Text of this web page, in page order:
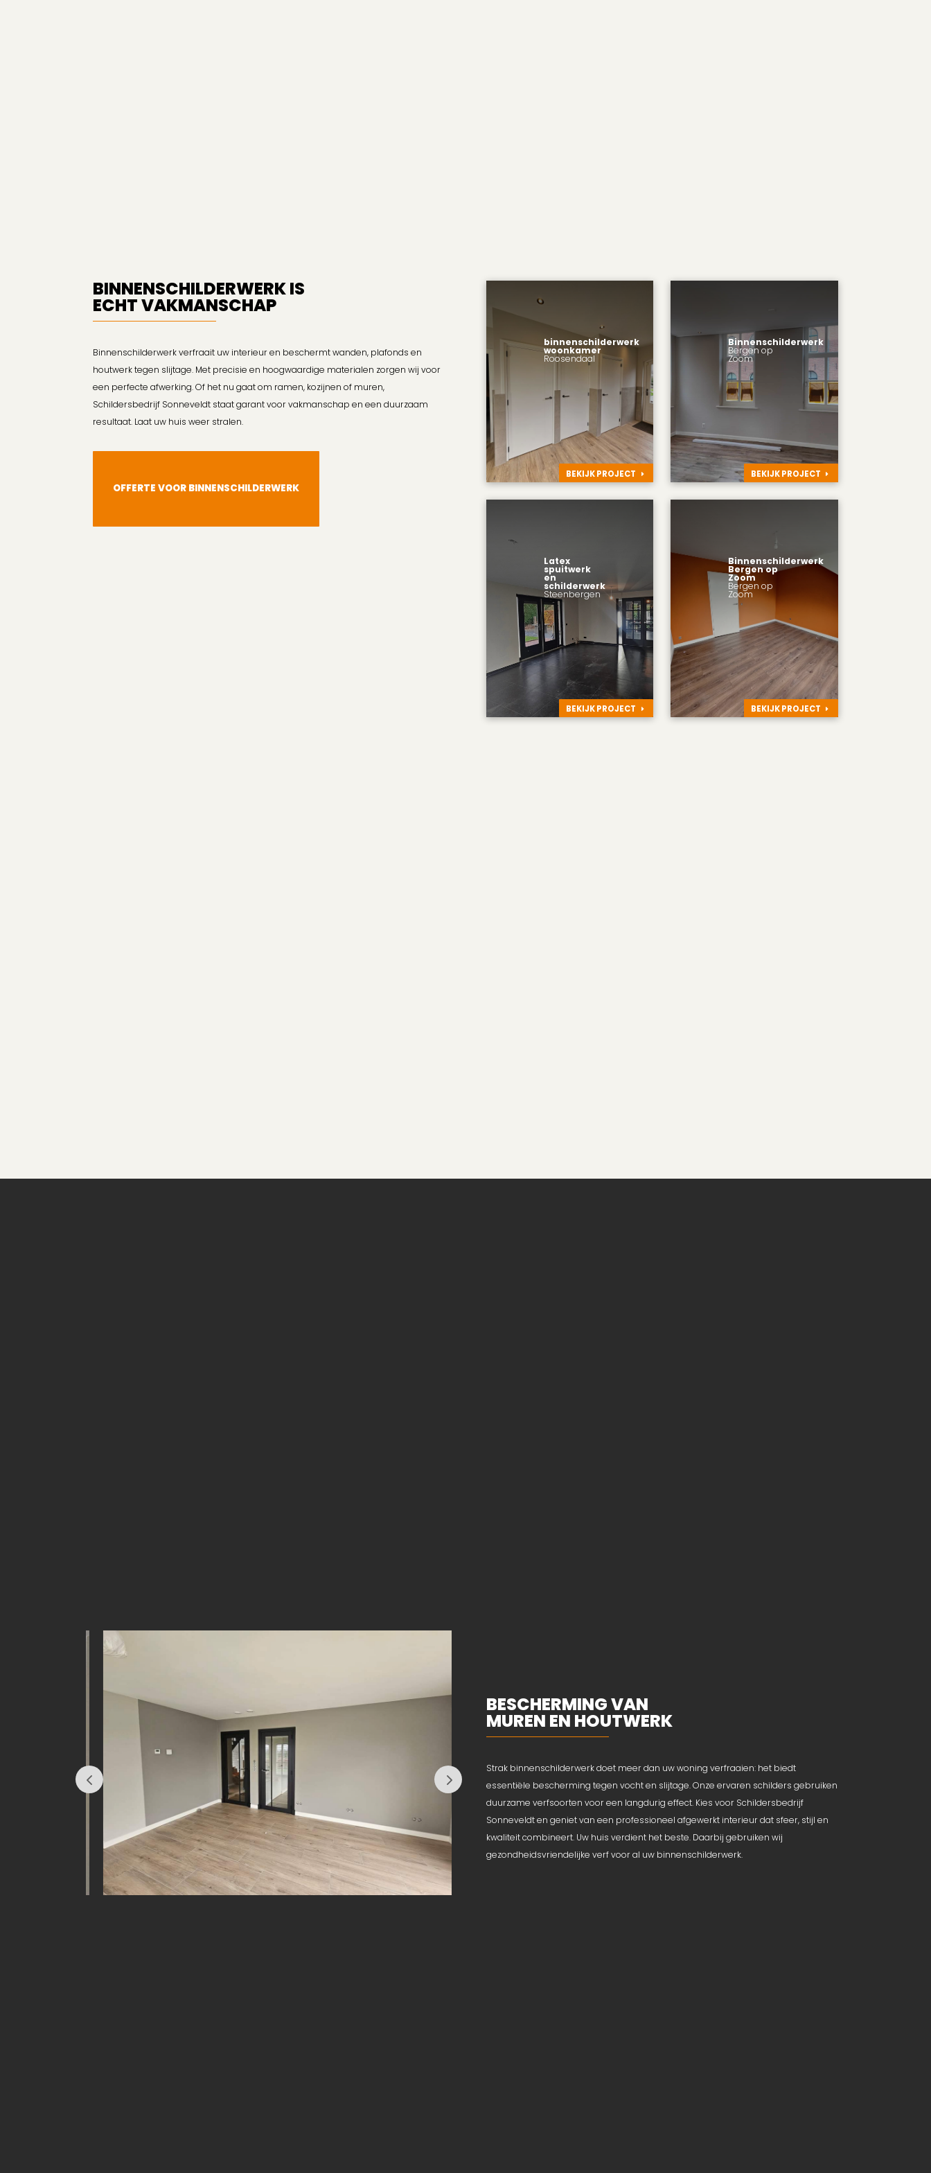
BINNENSCHILDERWERK IS
ECHT VAKMANSCHAP
Binnenschilderwerk verfraait uw interieur en beschermt wanden, plafonds en
houtwerk tegen slijtage. Met precisie en hoogwaardige materialen zorgen wij voor
een perfecte afwerking. Of het nu gaat om ramen, kozijnen of muren,
Schildersbedrijf Sonneveldt staat garant voor vakmanschap en een duurzaam
resultaat. Laat uw huis weer stralen.
OFFERTE VOOR BINNENSCHILDERWERK
binnenschilderwerk
woonkamer
Roosendaal
BEKIJK PROJECT
Binnenschilderwerk
Bergen op
Zoom
BEKIJK PROJECT
Latex
spuitwerk
en
schilderwerk
Steenbergen
BEKIJK PROJECT
Binnenschilderwerk
Bergen op
Zoom
Bergen op
Zoom
BEKIJK PROJECT
BESCHERMING VAN
MUREN EN HOUTWERK
Strak binnenschilderwerk doet meer dan uw woning verfraaien: het biedt
essentiële bescherming tegen vocht en slijtage. Onze ervaren schilders gebruiken
duurzame verfsoorten voor een langdurig effect. Kies voor Schildersbedrijf
Sonneveldt en geniet van een professioneel afgewerkt interieur dat sfeer, stijl en
kwaliteit combineert. Uw huis verdient het beste. Daarbij gebruiken wij
gezondheidsvriendelijke verf voor al uw binnenschilderwerk.